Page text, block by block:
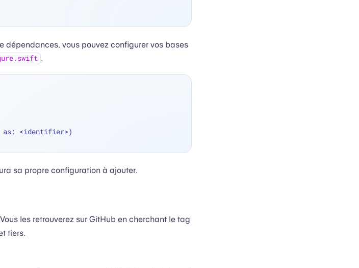
dépendances, vous pouvez configurer vos bases
.
<identifier>)
sa propre configuration à ajouter.
les retrouverez sur GitHub en cherchant le tag
tiers.